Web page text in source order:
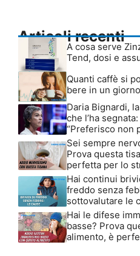
Articoli recenti
A cosa serve
Tend, dosi e
Quanti caffè si
bere in un
Daria Bignardi,
che l’ha segnata:
“Preferisco non
Sei sempre
Prova questa
perfetta per lo
Hai continui
freddo senza
sottovalutare le
Hai le difese
basse? Prova
alimento, è